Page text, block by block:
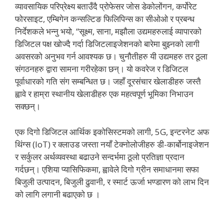
व्यावसायिक परिप्रेक्ष्य बताउँदै प्रोफेसर जोस डेकोलोंगन, कर्पोरेट
फोरसाइट, एम्बिगेन कन्सल्टिङ फिलिपिन्स का सीओओ र प्रबन्ध
निर्देशकले भन्नु भयो, “सूक्ष्म, साना, मझौला उद्यमहरुलाई व्यापारको
डिजिटल पक्ष खोज्दै गर्दा डिजिटलाइजेशनको बारेमा बुझ्नको लागी
अवसरको अनुभव गर्न आवश्यक छ। चुनौतीहरु यी उद्यमहरु तर ठूला
संगठनहरु द्वारा सामना गरीरहेका छन्। यो कवरेज र डिजिटल
पूर्वाधारको गति संग सम्बन्धित छ। जहाँ दूरसंचार खेलाडीहरु जस्तै
ह्वावे र हाम्रा स्थानीय खेलाडीहरु एक महत्वपूर्ण भूमिका निभाउन
सक्छन्।
एक दिगो डिजिटल आर्थिक इकोसिस्टमको लागी, 5G, इन्टरनेट अफ
थिंग्स (IoT) र क्लाउड जस्ता नयाँ टेक्नोलोजीहरु डी-कार्बोनाइजेशन
र सर्कुलर अर्थव्यवस्था बढाउने सन्दर्भमा ठूलो प्रतिज्ञा प्रदान
गर्दछन्। एशिया प्यासिफिकमा, ह्वावेले दिगो ग्रीन समाधानमा सफा
बिजुली उत्पादन, बिजुली ढुवानी, र स्मार्ट ऊर्जा भण्डारण को लाभ दिन
को लागि लगानी बढाएको छ ।